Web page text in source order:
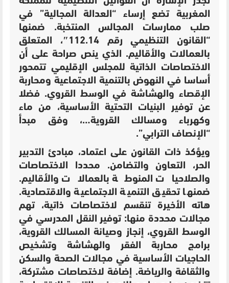
المغربية تضع إرساء “العدالة المجالية” في
صلب ممارسات المجالس المنتخبة. ضمنها
“
القانون التنظيمي رقم 112.14″، المتعلق
بالعمالات والأقاليم. الذي ينص صراحة على أن
الاختصاصات الذاتية للمجلس الإقليمي تتمحور
أساسا في النهوض بالتنمية الاجتماعية ومحاربة
الإقصاء والهشاشة في الوسط القروي. فضلا
عن توفير البنيات التحتية الأساسية، من ماء
وكهرباء ومسالك القروية…، وفق مبدأ
“الإنصاف الترابي”.
ويؤكذ ذات القانون على اعتماد، مبادئ التدبير
الحر، التعاون والتضامن. محددا الاختصاصات
والصلاحيات المنوطة بالعمالات والأقاليم.
ضمنها تحقيق التنمية الاجتماعية والاقتصادية.
هاته الأخيرة تنقسم لاختصاصات ذاتية، تهم
مجالات محددة منها: توفير النقل المدرسي في
الوسط القروي، إنجاز وصيانة المسالك القروية،
برامج محاربة الفقر والهشاشة وتشخيص
الحاجيات الأساسية في مجالات الصحة والسكن
والثقافة والرياضة. إضافة لاختصاصات مشتركة،